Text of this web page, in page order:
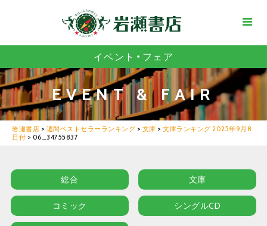
イベント・フェア
EVENT & FAIR
岩瀬書店 > 週間ベストセラーランキング > 文庫 > 文庫ランキング 2025年9月8
日付 > 06_34755837
総合 文庫
コミック シングルCD